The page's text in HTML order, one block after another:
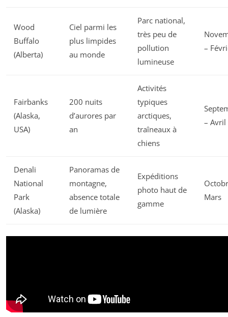
Wood
Buffalo
(Alberta)
Ciel parmi les
plus limpides
au monde
Parc national,
très peu de
pollution
lumineuse
–
Fairbanks
(Alaska,
USA)
200 nuits
d’aurores par
an
Activités
typiques
arctiques,
traîneaux à
chiens
– Avril
Denali
National
Park
(Alaska)
Panoramas de
montagne,
absence totale
de lumière
Expéditions
photo haut de
gamme
Mars